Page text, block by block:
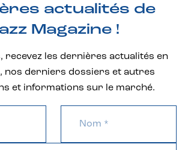
actualités de
Magazine !
recevez les dernières actualités en
nos derniers dossiers et autres
et informations sur le marché.